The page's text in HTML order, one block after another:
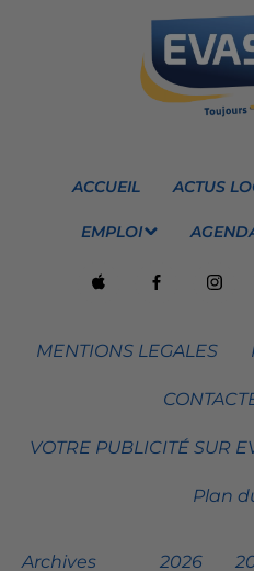
ACCUEIL ACTUS
EMPLOI
MENTIONS LEGALES
VOTRE PUBLICITÉ SUR
Plan
Archives 2026